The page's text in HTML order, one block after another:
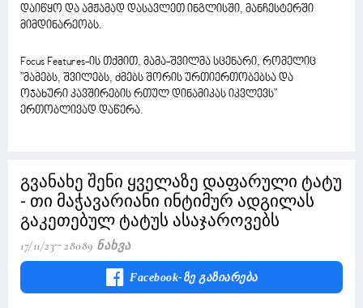
დაიწყო და ამჟამად დასავლეთ ინგლისში, მანჩესტერში
მიმდინარეობს.
Focus Features-ის თქმით, მამა-შვილმა სცენარი, რომელიც
"მამებს, შვილებს, ძმებს შორის ურთიერთობებსა და
ოჯახური კავშირების რთულ დინამიკას იკვლევს"
ერთობლივად დაწერა.
გვანახე შენი ყველაზე დაფარული ტატუ
- თი მაჭავარიანი ინტიმურ ადგილას
გაკეთებულ ტატუს ასაჯაროვებს
17/11/23 28089 Ნახვა
Facebook-Ზე Გაზიარება